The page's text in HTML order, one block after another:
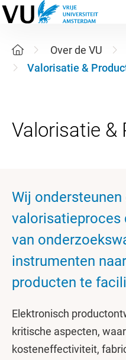
Over de VU
Valorisatie &
Wij
valorisatieproces
van
instrumenten
producten te
Elektronisch
kritische aspecten,
kosteneffectiviteit,